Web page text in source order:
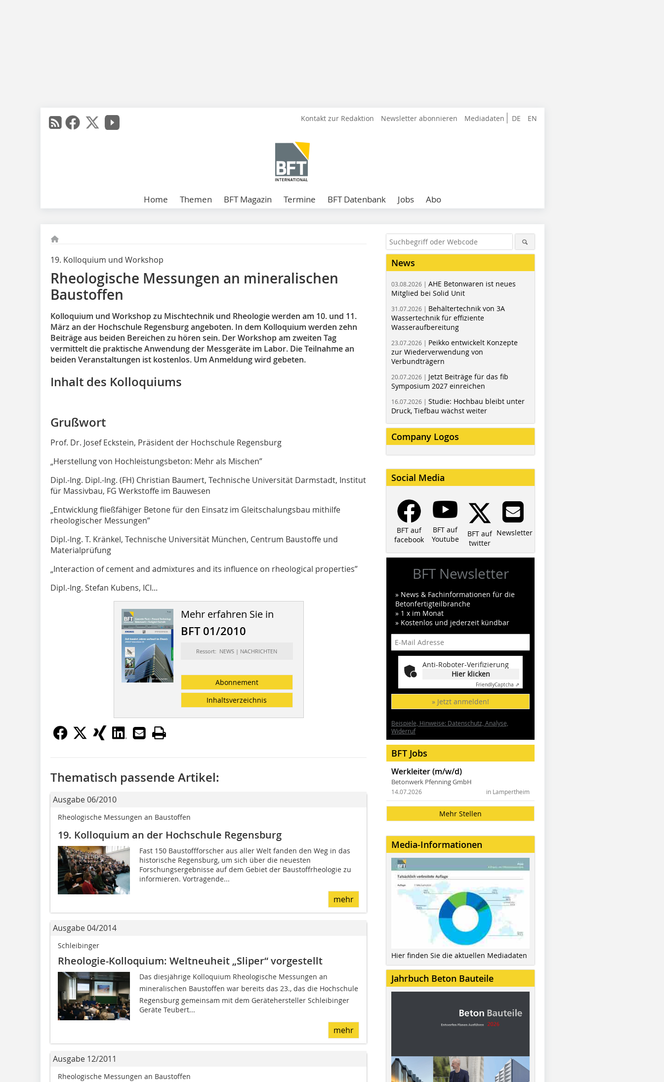
DE EN
Kontakt zur Redaktion Newsletter abonnieren Mediadaten
Home Themen BFT Magazin Termine BFT Datenbank Jobs Abo
19. Kolloquium und Workshop
Rheologische Messungen an mineralischen
Baustoffen
Kolloquium und Workshop zu Mischtechnik und Rheologie werden am 10. und 11.
März an der Hochschule Regensburg angeboten. In dem Kolloquium werden zehn
Beiträge aus beiden Bereichen zu hören sein. Der Workshop am zweiten Tag
vermittelt die praktische Anwendung der Messgeräte im Labor. Die Teilnahme an
beiden Veranstaltungen ist kostenlos. Um Anmeldung wird gebeten.
Inhalt des Kolloquiums
Grußwort
Prof. Dr. Josef Eckstein, Präsident der Hochschule Regensburg
„Herstellung von Hochleistungsbeton: Mehr als Mischen”
Dipl.-Ing. Dipl.-Ing. (FH) Christian Baumert, Technische Universität Darmstadt, Institut
für Massivbau, FG Werkstoffe im Bauwesen
„Entwicklung fließfähiger Betone für den Einsatz im Gleitschalungsbau mithilfe
rheologischer Messungen”
Dipl.-Ing. T. Kränkel, Technische Universität München, Centrum Baustoffe und
Materialprüfung
„Interaction of cement and admixtures and its influence on rheological properties”
Dipl.-Ing. Stefan Kubens, ICI...
Mehr erfahren Sie in
BFT 01/2010
Ressort: NEWS | NACHRICHTEN
Abonnement
Inhaltsverzeichnis
Thematisch passende Artikel:
Ausgabe 06/2010
Rheologische Messungen an Baustoffen
19. Kolloquium an der Hochschule Regensburg
Fast 150 Baustoffforscher aus aller Welt fanden den Weg in das
historische Regensburg, um sich über die neuesten
Forschungsergebnisse auf dem Gebiet der Baustoffrheologie zu
informieren. Vortragende...
mehr
Ausgabe 04/2014
Schleibinger
Rheologie-Kolloquium: Weltneuheit „Sliper“ vorgestellt
Das diesjährige Kolloquium Rheologische Messungen an
mineralischen Baustoffen war bereits das 23., das die Hochschule
Regensburg gemeinsam mit dem Gerätehersteller Schleibinger
Geräte Teubert...
mehr
Ausgabe 12/2011
Rheologische Messungen an Baustoffen
News
03.08.2026 | AHE Betonwaren ist neues
Mitglied bei Solid Unit
31.07.2026 | Behältertechnik von 3A
Wassertechnik für effiziente
Wasseraufbereitung
23.07.2026 | Peikko entwickelt Konzepte
zur Wiederverwendung von
Verbundträgern
20.07.2026 | Jetzt Beiträge für das fib
Symposium 2027 einreichen
16.07.2026 | Studie: Hochbau bleibt unter
Druck, Tiefbau wächst weiter
Company Logos
Social Media
BFT auf
facebook
BFT auf
Youtube
BFT auf
twitter
Newsletter
BFT Newsletter
» News & Fachinformationen für die
Betonfertigteilbranche
» 1 x im Monat
» Kostenlos und jederzeit kündbar
Anti-Roboter-Verifizierung
Hier klicken
FriendlyCaptcha ⇗
» Jetzt anmelden!
Beispiele, Hinweise: Datenschutz, Analyse,
Widerruf
BFT Jobs
Werkleiter (m/w/d)
Betonwerk Pfenning GmbH
in Lampertheim
14.07.2026
Mehr Stellen
Media-Informationen
Hier finden Sie die aktuellen Mediadaten
Jahrbuch Beton Bauteile